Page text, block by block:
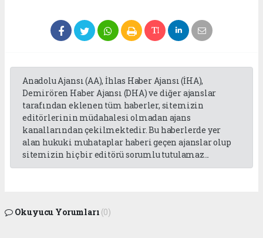
Anadolu Ajansı (AA), İhlas Haber Ajansı (İHA),
Demirören Haber Ajansı (DHA) ve diğer ajanslar
tarafından eklenen tüm haberler, sitemizin
editörlerinin müdahalesi olmadan ajans
kanallarından çekilmektedir. Bu haberlerde yer
alan hukuki muhataplar haberi geçen ajanslar olup
sitemizin hiç bir editörü sorumlu tutulamaz...
Okuyucu Yorumları (0)